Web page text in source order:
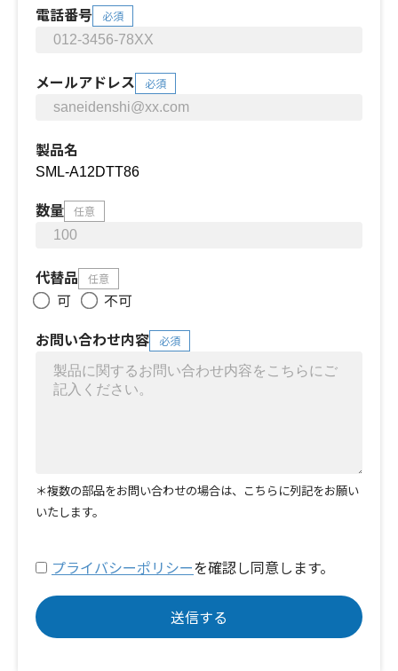
電話番号 必須
メールアドレス 必須
製品名
数量 任意
代替品 任意
可
不可
お問い合わせ内容
必須
＊複数の部品をお問い合わせの場合は、こちらに列記をお願い
いたします。
プライバシーポリシーを確認し同意します。